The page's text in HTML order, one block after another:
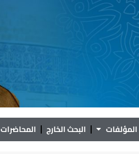
المؤلفات البحث الخارج المحاضرات